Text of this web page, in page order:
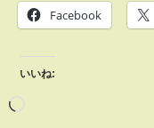
Facebook
いいね: